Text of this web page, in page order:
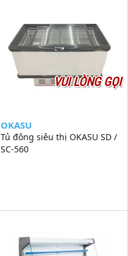
VUI LÒNG GỌI
OKASU
Tủ đông siêu thị OKASU SD /
SC-560